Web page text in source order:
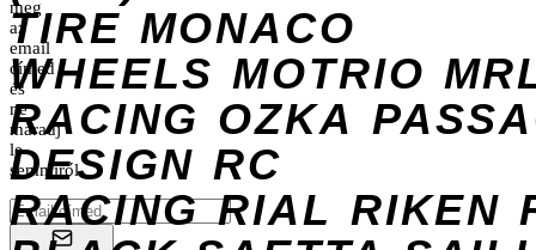
TIRE MONACO
WHEELS MOTRIO
RACING OZKA
DESIGN RC
RACING RIAL RIKEN
meg
az
email
címed
és
ne
maradj
le
semmiről.